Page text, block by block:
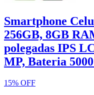
Smartphone
256GB, 8GB
polegadas IPS
MP, Bateria
15% OFF